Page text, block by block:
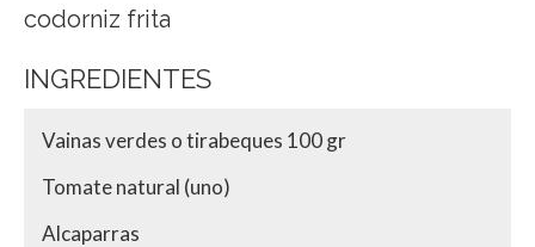
codorniz frita
INGREDIENTES
Vainas verdes o tirabeques 100 gr
Tomate natural (uno)
Alcaparras